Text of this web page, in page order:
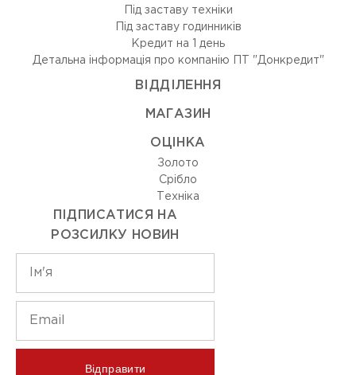
Під заставу техніки
Під заставу годинників
Кредит на 1 день
Детальна інформація про компанію ПТ "Донкредит"
ВIДДIЛЕННЯ
МАГАЗИН
ОЦIНКА
Золото
Срiбло
Технiка
ПІДПИСАТИСЯ НА
РОЗСИЛКУ НОВИН
Відправити